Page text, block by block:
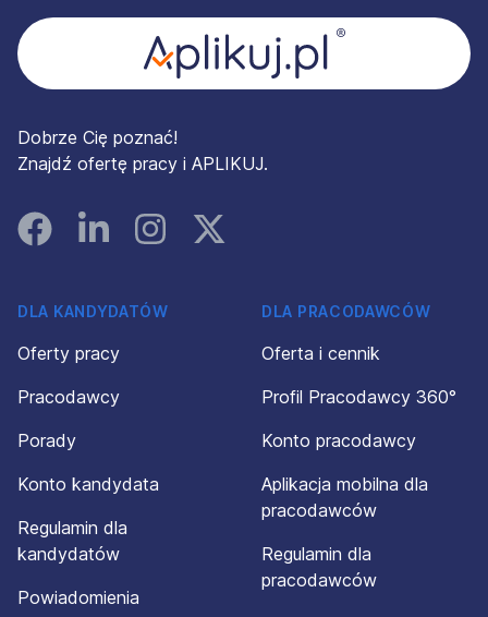
Dobrze Cię poznać!
Znajdź ofertę pracy i APLIKUJ.
FacebookLinked InInstagramInstagram
DLA KANDYDATÓW
Oferty pracy
Pracodawcy
Porady
Konto kandydata
Regulamin dla
kandydatów
Powiadomienia
DLA PRACODAWCÓW
Oferta i cennik
Profil Pracodawcy 360°
Konto pracodawcy
Aplikacja mobilna dla
pracodawców
Regulamin dla
pracodawców